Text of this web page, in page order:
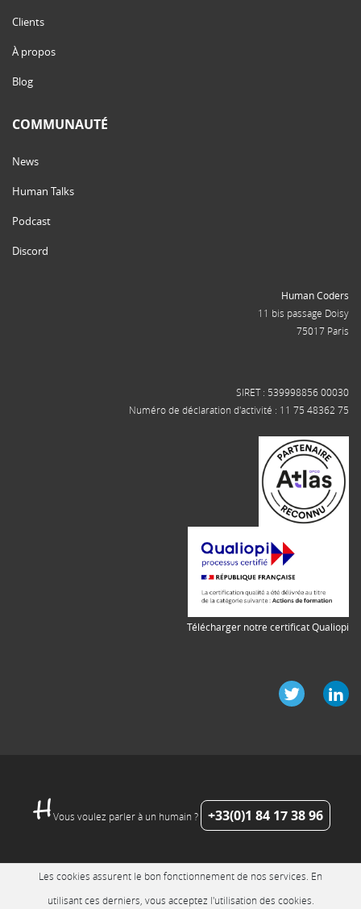
Clients
À propos
Blog
COMMUNAUTÉ
News
Human Talks
Podcast
Discord
Human Coders
11 bis passage Doisy
75017 Paris
SIRET : 539998856 00030
Numéro de déclaration d'activité : 11 75 48362 75
Télécharger notre certificat Qualiopi
Vous voulez parler à un humain ? +33(0)1 84 17 38 96
Les cookies assurent le bon fonctionnement de nos services. En
utilisant ces derniers, vous acceptez l'utilisation des cookies.